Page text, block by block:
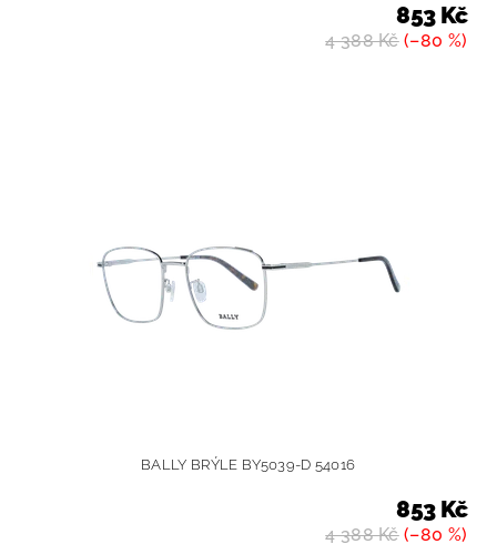
4 388 Kč(–80 %)
853 Kč
BALLY BRÝLE BY5039-D 54016
4 388 Kč(–80 %)
853 Kč